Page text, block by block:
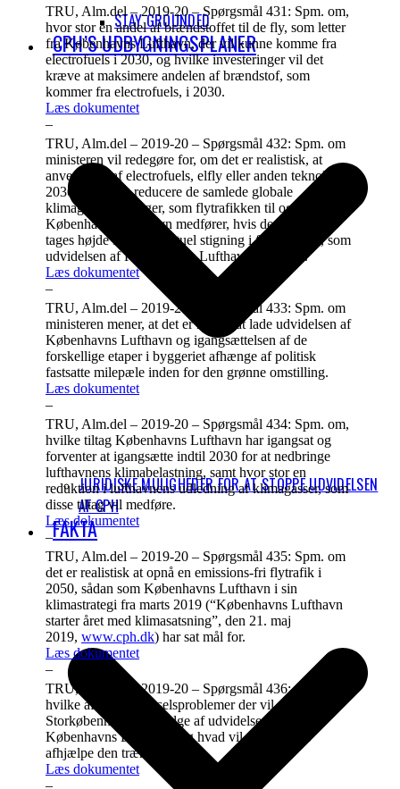
STAY GROUNDED
CPH’S UDBYGNINGSPLANER
JURIDISKE MULIGHEDER FOR AT STOPPE UDVIDELSEN
AF CPH
FAKTA
TRU, Alm.del – 2019-20 – Spørgsmål 431: Spm. om,
hvor stor en andel af brændstoffet til de fly, som letter
fra Københavns Lufthavn, der vil kunne komme fra
electrofuels i 2030, og hvilke investeringer vil det
kræve at maksimere andelen af brændstof, som
kommer fra electrofuels, i 2030.
Læs dokumentet
–
TRU, Alm.del – 2019-20 – Spørgsmål 432: Spm. om
ministeren vil redegøre for, om det er realistisk, at
anvendelse af electrofuels, elfly eller anden teknologi i
2030 vil kunne reducere de samlede globale
klimagasudledninger, som flytrafikken til og fra
Københavns Lufthavn medfører, hvis der samtidig
tages højde for en eventuel stigning i flytrafikken, som
udvidelsen af Københavns Lufthavn medfører.
Læs dokumentet
–
TRU, Alm.del – 2019-20 – Spørgsmål 433: Spm. om
ministeren mener, at det er muligt at lade udvidelsen af
Københavns Lufthavn og igangsættelsen af de
forskellige etaper i byggeriet afhænge af politisk
fastsatte milepæle inden for den grønne omstilling.
Læs dokumentet
–
TRU, Alm.del – 2019-20 – Spørgsmål 434: Spm. om,
hvilke tiltag Københavns Lufthavn har igangsat og
forventer at igangsætte indtil 2030 for at nedbringe
lufthavnens klimabelastning, samt hvor stor en
reduktion i lufthavnens udledning af klimagasser, som
disse tiltag vil medføre.
Læs dokumentet
–
TRU, Alm.del – 2019-20 – Spørgsmål 435: Spm. om
det er realistisk at opnå en emissions-fri flytrafik i
2050, sådan som Københavns Lufthavn i sin
klimastrategi fra marts 2019 (“Københavns Lufthavn
starter året med klimasatsning”, den 21. maj
2019, www.cph.dk) har sat mål for.
Læs dokumentet
–
TRU, Alm.del – 2019-20 – Spørgsmål 436: Spm. om,
hvilke afledte trængselsproblemer der vil være for
Storkøbenhavn som følge af udvidelsen af
Københavns Lufthavn, og hvad vil det koste at
afhjælpe den trængsel.
Læs dokumentet
–